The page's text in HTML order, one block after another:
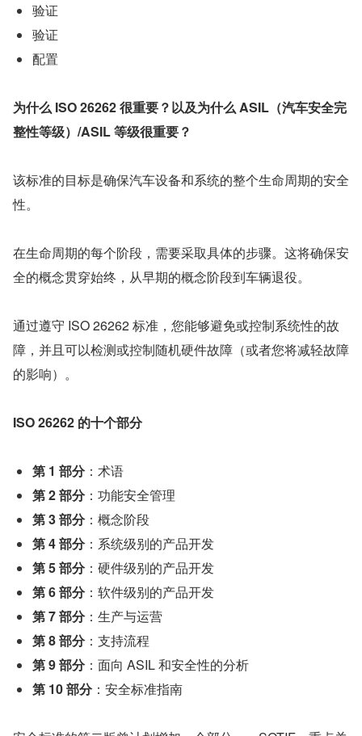
验证
验证
配置
为什么 ISO 26262 很重要？以及为什么 ASIL（汽车安全完
整性等级）/ASIL 等级很重要？
该标准的目标是确保汽车设备和系统的整个生命周期的安全
性。
在生命周期的每个阶段，需要采取具体的步骤。这将确保安
全的概念贯穿始终，从早期的概念阶段到车辆退役。
通过遵守 ISO 26262 标准，您能够避免或控制系统性的故
障，并且可以检测或控制随机硬件故障（或者您将减轻故障
的影响）。
ISO 26262 的十个部分
第 1 部分：术语
第 2 部分：功能安全管理
第 3 部分：概念阶段
第 4 部分：系统级别的产品开发
第 5 部分：硬件级别的产品开发
第 6 部分：软件级别的产品开发
第 7 部分：生产与运营
第 8 部分：支持流程
第 9 部分：面向 ASIL 和安全性的分析
第 10 部分：安全标准指南